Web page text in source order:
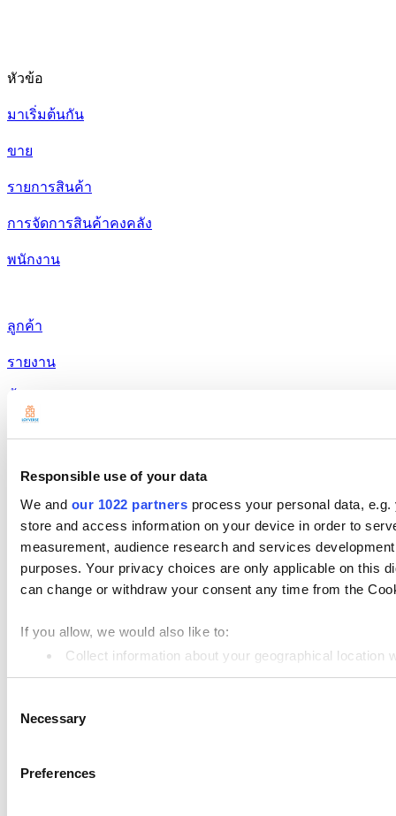
Responsible use of your data
We and our 1022 partners process your personal data,
store and access information on your device in order to
measurement, audience research and services
purposes. Your privacy choices are only applicable on this
can change or withdraw your consent any time from the
If you allow, we would also like to:
Collect information about your geographical
Identify your device by actively scanning it for
share information about your use of our site with our social
Selection
Necessary
Preferences
หัวข้อ
มาเริ่มต้นกัน
ขาย
รายการสินค้า
การจัดการสินค้าคงคลัง
พนักงาน
ลูกค้า
รายงาน
การชำระเงิน
ผลิตภัณฑ์
Dashboard
Kitchen Display
ระบบจอแสดงผลฝั่งลูกค้า
Community